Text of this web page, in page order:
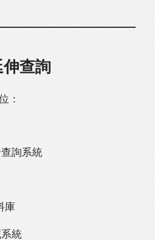
伸查詢
：
詢系統
庫
統